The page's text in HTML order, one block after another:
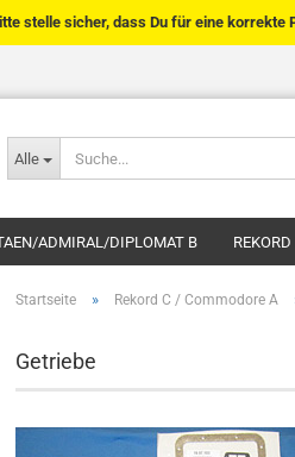
Alle
stelle sicher, dass Du für eine korrekte
ADMIRAL/DIPLOMAT B
Startseite » Rekord C / Commodore A
Getriebe